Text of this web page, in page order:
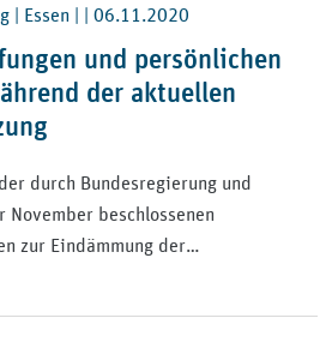
| Essen | | 06.11.2020
und persönlichen
der aktuellen
durch Bundesregierung und
November beschlossenen
zur Eindämmung der…